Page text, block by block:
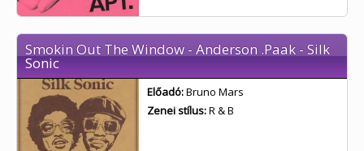
Smokin Out The Window - Anderson .Paak - Silk
Sonic
Előadó:Bruno Mars
Zenei stílus:R & B